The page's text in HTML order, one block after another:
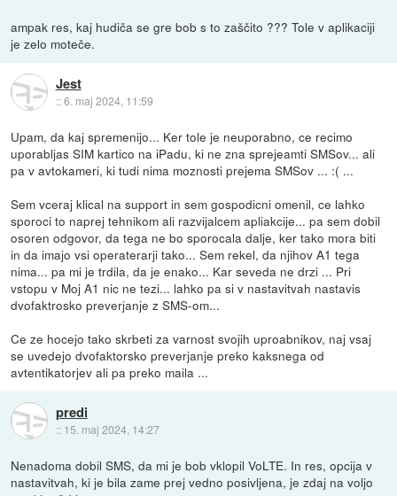
ampak res, kaj hudiča se gre bob s to zaščito ??? Tole v aplikaciji
je zelo moteče.
Jest
::6. maj 2024, 11:59
Upam, da kaj spremenijo... Ker tole je neuporabno, ce recimo
uporabljas SIM kartico na iPadu, ki ne zna sprejeamti SMSov... ali
pa v avtokameri, ki tudi nima moznosti prejema SMSov ... :( ...
Sem vceraj klical na support in sem gospodicni omenil, ce lahko
sporoci to naprej tehnikom ali razvijalcem apliakcije... pa sem dobil
osoren odgovor, da tega ne bo sporocala dalje, ker tako mora biti
in da imajo vsi operaterarji tako... Sem rekel, da njihov A1 tega
nima... pa mi je trdila, da je enako... Kar seveda ne drzi ... Pri
vstopu v Moj A1 nic ne tezi... lahko pa si v nastavitvah nastavis
dvofaktrosko preverjanje z SMS-om...
Ce ze hocejo tako skrbeti za varnost svojih uproabnikov, naj vsaj
se uvedejo dvofaktorsko preverjanje preko kaksnega od
avtentikatorjev ali pa preko maila ...
predi
:: 15. maj 2024, 14:27
Nenadoma dobil SMS, da mi je bob vklopil VoLTE. In res, opcija v
nastavitvah, ki je bila zame prej vedno posivljena, je zdaj na voljo